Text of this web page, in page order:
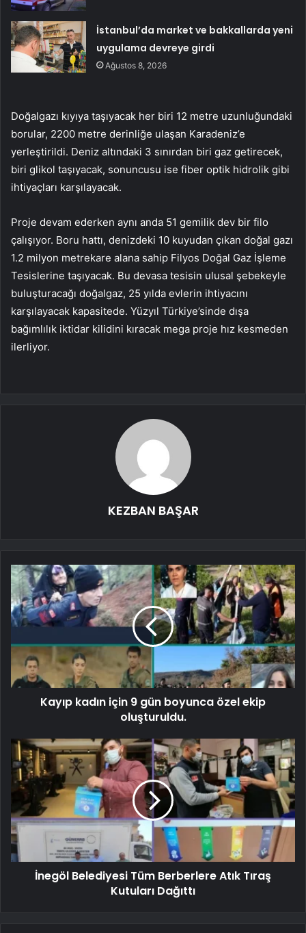
İstanbul’da market ve bakkallarda yeni
uygulama devreye girdi
Ağustos 8, 2026
Doğalgazı kıyıya taşıyacak her biri 12 metre uzunluğundaki
borular, 2200 metre derinliğe ulaşan Karadeniz’e
yerleştirildi. Deniz altındaki 3 sınırdan biri gaz getirecek,
biri glikol taşıyacak, sonuncusu ise fiber optik hidrolik gibi
ihtiyaçları karşılayacak.
Proje devam ederken aynı anda 51 gemilik dev bir filo
çalışıyor. Boru hattı, denizdeki 10 kuyudan çıkan doğal gazı
1.2 milyon metrekare alana sahip Filyos Doğal Gaz İşleme
Tesislerine taşıyacak. Bu devasa tesisin ulusal şebekeyle
buluşturacağı doğalgaz, 25 yılda evlerin ihtiyacını
karşılayacak kapasitede. Yüzyıl Türkiye’sinde dışa
bağımlılık iktidar kilidini kıracak mega proje hız kesmeden
ilerliyor.
KEZBAN BAŞAR
Kayıp kadın için 9 gün boyunca özel ekip
oluşturuldu.
İnegöl Belediyesi Tüm Berberlere Atık Tıraş
Kutuları Dağıttı